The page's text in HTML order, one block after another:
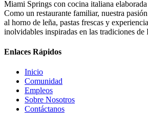
Miami Springs con cocina italiana
Como un restaurante familiar, nuestra
al horno de leña, pastas frescas y
inolvidables inspiradas en las tradiciones de
Enlaces Rápidos
Inicio
Comunidad
Empleos
Sobre Nosotros
Contáctanos